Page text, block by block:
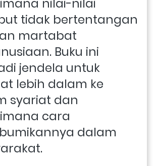
nilai-nilai
tidak bertentangan
martabat
Buku ini
jendela untuk
lebih dalam ke
syariat dan
cara
dalam